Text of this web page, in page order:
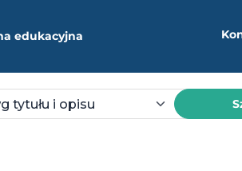
edukacyjna